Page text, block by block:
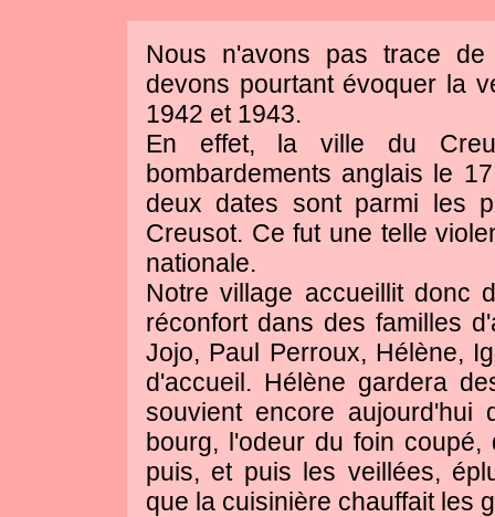
Nous n'avons pas trace
devons pourtant évoquer la
1942 et 1943.
En effet, la ville du
bombardements anglais le
deux dates sont parmi les
Creusot. Ce fut une telle
nationale.
Notre village accueillit donc
réconfort dans des familles
Jojo, Paul Perroux, Hélène,
d'accueil. Hélène gardera
souvient encore
bourg, l'odeur du foin
puis, et puis les veillées,
que la cuisinière chauffait les